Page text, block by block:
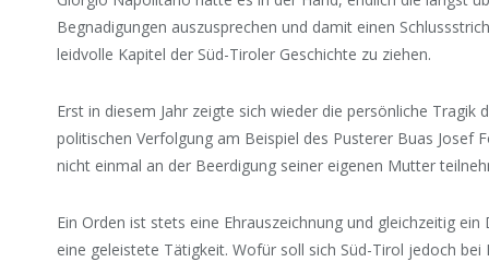
Begnadigungen auszusprechen und damit einen
leidvolle Kapitel der Süd-Tiroler Geschichte zu ziehen.
Erst in diesem Jahr zeigte sich wieder die persönliche Tragik
politischen Verfolgung am Beispiel des Pusterer Buas Josef
nicht einmal an der Beerdigung seiner eigenen Mutter
Ein Orden ist stets eine Ehrauszeichnung und gleichzeitig ein
eine geleistete Tätigkeit. Wofür soll sich Süd-Tirol jedoch bei